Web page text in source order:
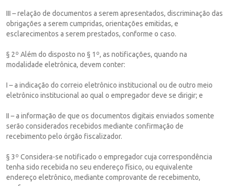
III – relação de documentos a serem apresentados, discriminação das
obrigações a serem cumpridas, orientações emitidas, e
esclarecimentos a serem prestados, conforme o caso.
§ 2º Além do disposto no § 1º, as notificações, quando na
modalidade eletrônica, devem conter:
I – a indicação do correio eletrônico institucional ou de outro meio
eletrônico institucional ao qual o empregador deve se dirigir; e
II – a informação de que os documentos digitais enviados somente
serão considerados recebidos mediante confirmação de
recebimento pelo órgão fiscalizador.
§ 3º Considera-se notificado o empregador cuja correspondência
tenha sido recebida no seu endereço físico, ou equivalente
endereço eletrônico, mediante comprovante de recebimento,